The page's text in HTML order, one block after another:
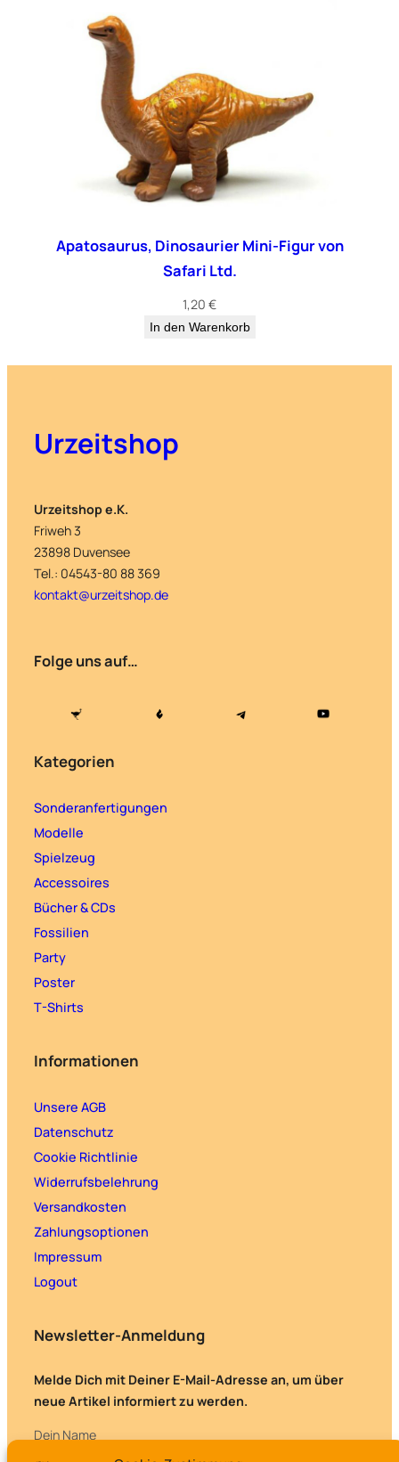
Apatosaurus, Dinosaurier Mini-Figur von
Safari Ltd.
1,20 €
In den Warenkorb
Urzeitshop
Urzeitshop e.K.
Friweh 3
23898 Duvensee
Tel.: 04543-80 88 369
kontakt@urzeitshop.de
Folge uns auf…
Kategorien
Sonderanfertigungen
Modelle
Spielzeug
Accessoires
Bücher & CDs
Fossilien
Party
Poster
T-Shirts
Informationen
Unsere AGB
Datenschutz
Cookie Richtlinie
Widerrufsbelehrung
Versandkosten
Zahlungsoptionen
Impressum
Logout
Newsletter-Anmeldung
Melde Dich mit Deiner E-Mail-Adresse an, um über
neue Artikel informiert zu werden.
Dein Name